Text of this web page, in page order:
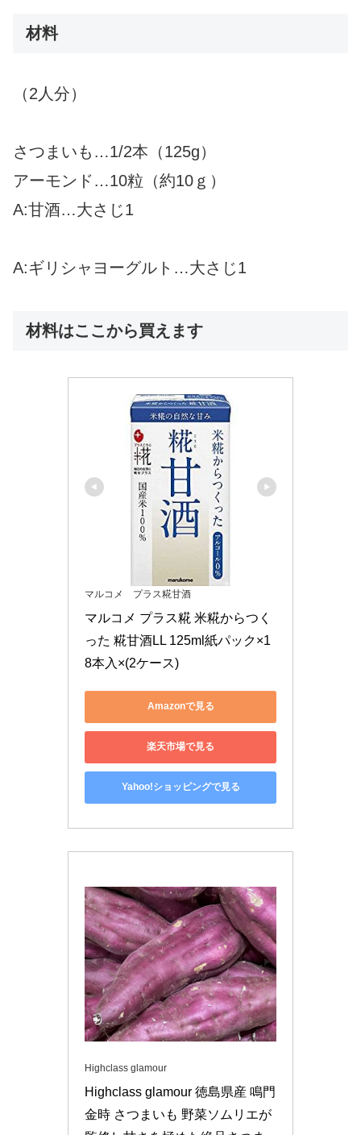
材料
（2人分）
さつまいも…1/2本（125g）
アーモンド…10粒（約10ｇ）
A:甘酒…大さじ1
A:ギリシャヨーグルト…大さじ1
材料はここから買えます
マルコメ プラス糀甘酒
マルコメ プラス糀 米糀からつく
った 糀甘酒LL 125ml紙パック×1
8本入×(2ケース)
Amazonで見る
楽天市場で見る
Yahoo!ショッピングで見る
Highclass glamour
Highclass glamour 徳島県産 鳴門
金時 さつまいも 野菜ソムリエが